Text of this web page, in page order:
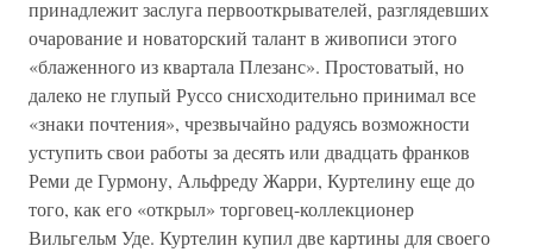
принадлежит заслуга первооткрывателей, разглядевших
очарование и новаторский талант в живописи этого
«блаженного из квартала Плезанс». Простоватый, но
далеко не глупый Руссо снисходительно принимал все
«знаки почтения», чрезвычайно радуясь возможности
уступить свои работы за десять или двадцать франков
Реми де Гурмону, Альфреду Жарри, Куртелину еще до
того, как его «открыл» торговец-коллекционер
Вильгельм Уде. Куртелин купил две картины для своего